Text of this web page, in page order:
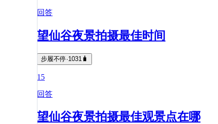
回答
望仙谷夜景拍摄最佳时间
步履不停·1031🧳
15
回答
望仙谷夜景拍摄最佳观景点在哪